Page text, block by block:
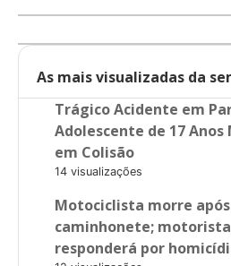
As mais visualizadas da
Trágico Acidente em
Adolescente de 17
em Colisão
14 visualizações
Motociclista morre
caminhonete;
responderá por